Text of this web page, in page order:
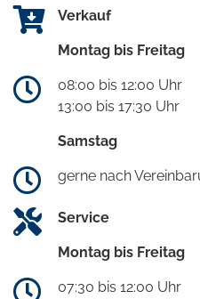
Verkauf
Montag bis Freitag
08:00 bis 12:00 Uhr
13:00 bis 17:30 Uhr
Samstag
gerne nach
Service
Montag bis Freitag
07:30 bis 12:00 Uhr